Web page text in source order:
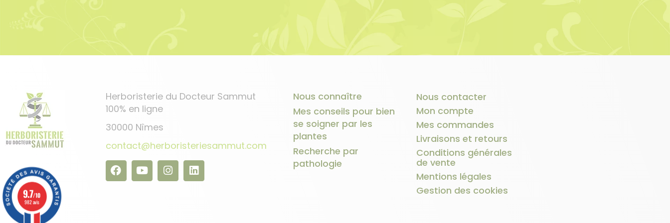
Herboristerie du Docteur Sammut
100% en ligne
30000 Nîmes
contact@herboristeriesammut.com
Nous connaître
Mes conseils pour bien
se soigner par les
plantes
Recherche par
pathologie
Nous contacter
Mon compte
Mes commandes
Livraisons et retours
Conditions générales
de vente
Mentions légales
Gestion des cookies
9.7/10
982 avis